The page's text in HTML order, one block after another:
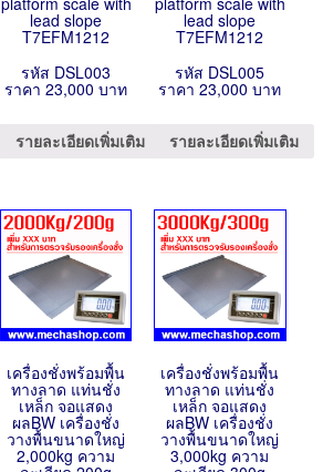
lead slope
T7EFM1212
รหัส DSL003
ราคา 23,000 บาท
รายละเอียดเพิ่มเติม
lead slope
T7EFM1212
รหัส DSL005
ราคา 23,000 บาท
รายละเอียดเพิ่มเติม
เครื่องชั่งพร้อมพื้น
ทางลาด แท่นชั่ง
เหล็ก จอแสดง
ผลBW เครื่องชั่ง
วางพื้นขนาดใหญ่
2,000kg ความ
เครื่องชั่งพร้อมพื้น
ทางลาด แท่นชั่ง
เหล็ก จอแสดง
ผลBW เครื่องชั่ง
วางพื้นขนาดใหญ่
3,000kg ความ